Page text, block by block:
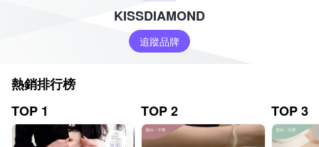
KISSDIAMOND
追蹤品牌
熱銷排行榜
TOP 1
TOP 2 TOP 3